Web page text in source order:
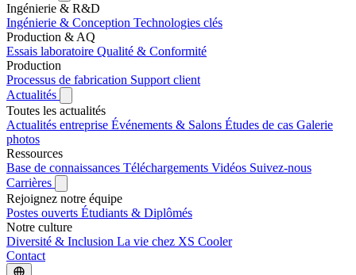
Ingénierie & R&D
Ingénierie & Conception Technologies clés
Production & AQ
Essais laboratoire Qualité & Conformité
Production
Processus de fabrication Support client
Actualités
Toutes les actualités
Actualités entreprise Événements & Salons Études de cas Galerie
photos
Ressources
Base de connaissances Téléchargements Vidéos Suivez-nous
Carrières
Rejoignez notre équipe
Postes ouverts Étudiants & Diplômés
Notre culture
Diversité & Inclusion La vie chez XS Cooler
Contact